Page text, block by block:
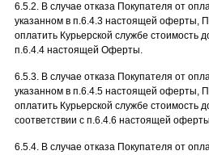
6.5.2. В случае отказа Покупателя от
указанном в п.6.4.3 настоящей оферты,
оплатить Курьерской службе стоимость
п.6.4.4 настоящей Оферты.
6.5.3. В случае отказа Покупателя от
указанном в п.6.4.5 настоящей оферты,
оплатить Курьерской службе стоимость
соответствии с п.6.4.6 настоящей
6.5.4. В случае отказа Покупателя от